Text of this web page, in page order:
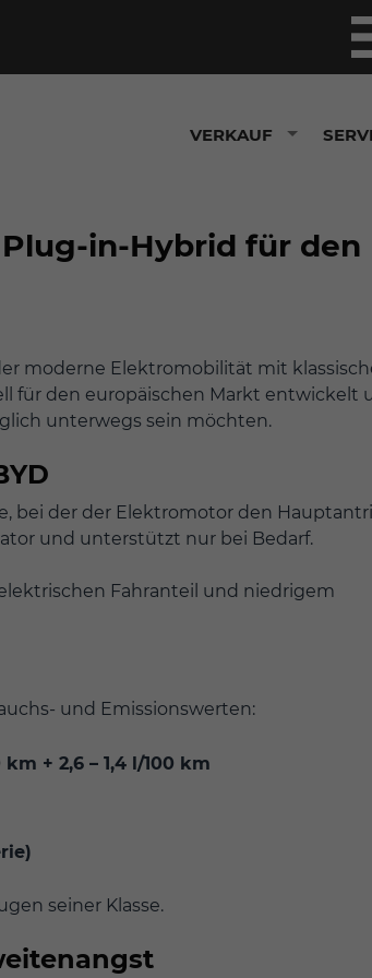
VERKAUF
Plug-in-Hybrid für den
moderne Elektromobilität mit
für den europäischen Markt entwickelt
unterwegs sein möchten.
bei der der Elektromotor den
und unterstützt nur bei Bedarf.
Fahranteil und niedrigem
und Emissionswerten:
km + 2,6 – 1,4 l/100 km
seiner Klasse.